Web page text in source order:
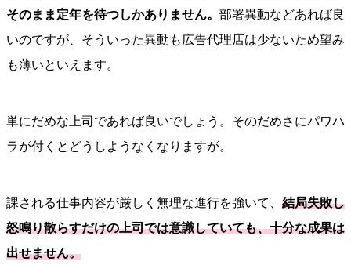
そのまま定年を待つしかありません。 部署異動などあれば良
いのですが、そういった異動も広告代理店は少ないため望み
も薄いといえます。
単にだめな上司であれば良いでしょう。そのだめさにパワハ
ラが付くとどうしようなくなりますが。
課される仕事内容が厳しく無理な進行を強いて、 結局失敗し
怒鳴り散らすだけの上司では意識していても、十分な成果は
出せません。